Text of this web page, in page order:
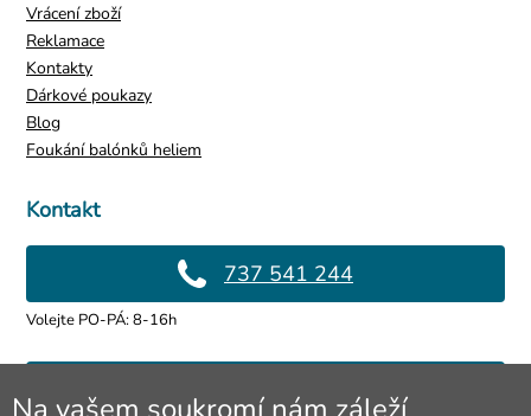
Kontakt
737 541 244
Volejte PO-PÁ: 8-16h
info@4lol.cz
Vrácení zboží
Reklamace
Kontakty
Dárkové poukazy
Blog
Foukání balónků heliem